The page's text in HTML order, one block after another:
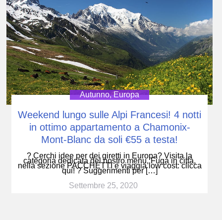
Autunno,Europa
Weekend lungo sulle Alpi Francesi! 4 notti
in ottimo appartamento a Chamonix-
Mont-Blanc da soli €55 a testa!
? Cerchi idee per dei giretti in Europa? Visita la
categoria dedicata del nostro menu, Fuga in città,
nella sezione PACCHETTI e viaggia low cost: clicca
qui! ? Suggerimenti per […]
Settembre 25, 2020